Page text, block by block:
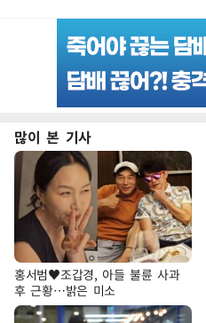
많이 본 기사
홍서범♥조갑경, 아들 불륜 사과
후 근황…밝은 미소